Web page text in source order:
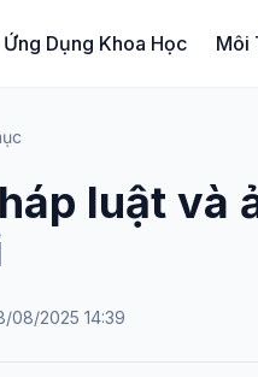
Ứng Dụng Khoa Học Môi
luật và
08/2025 14:39